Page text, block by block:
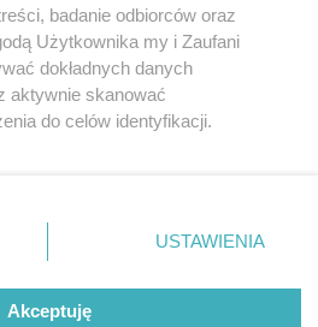
regulamin korzystania z portali
Skontakuj sięz nami
Kontakt
Wydawca
Redakcja
badanie odbiorców oraz
Użytkownika my i Zaufani
dokładnych danych
aktywnie skanować
do celów identyfikacji.
przycisk ustawień prywatności
dolnym rogu strony
nie wymagają zgody
sprzeciwić się takiemu
USTAWIENIA
Akceptuję